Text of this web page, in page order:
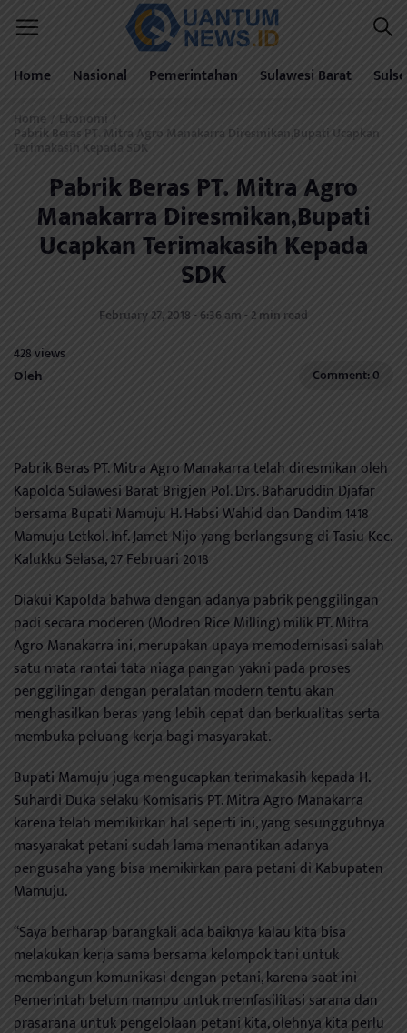
Home Nasional Pemerintahan Sulawesi Barat
Home / Ekonomi /
Pabrik Beras PT. Mitra Agro Manakarra Diresmikan,Bupati Ucapkan
Terimakasih Kepada SDK
Pabrik Beras PT. Mitra Agro
Manakarra Diresmikan,Bupati
Ucapkan Terimakasih Kepada
SDK
February 27, 2018 - 6:36 am - 2 min read
428 views
Oleh Comment: 0
Pabrik Beras PT. Mitra Agro Manakarra telah diresmikan oleh
Kapolda Sulawesi Barat Brigjen Pol. Drs. Baharuddin Djafar
bersama Bupati Mamuju H. Habsi Wahid dan Dandim 1418
Mamuju Letkol. Inf. Jamet Nijo yang berlangsung di Tasiu Kec.
Kalukku Selasa, 27 Februari 2018
Diakui Kapolda bahwa dengan adanya pabrik penggilingan
padi secara moderen (Modren Rice Milling) milik PT. Mitra
Agro Manakarra ini, merupakan upaya memodernisasi salah
satu mata rantai tata niaga pangan yakni pada proses
penggilingan dengan peralatan modern tentu akan
menghasilkan beras yang lebih cepat dan berkualitas serta
membuka peluang kerja bagi masyarakat.
Bupati Mamuju juga mengucapkan terimakasih kepada H.
Suhardi Duka selaku Komisaris PT. Mitra Agro Manakarra
karena telah memikirkan hal seperti ini, yang sesungguhnya
masyarakat petani sudah lama menantikan adanya
pengusaha yang bisa memikirkan para petani di Kabupaten
Mamuju.
“Saya berharap barangkali ada baiknya kalau kita bisa
melakukan kerja sama bersama kelompok tani untuk
membangun komunikasi dengan petani, karena saat ini
Pemerintah belum mampu untuk memfasilitasi sarana dan
prasarana untuk pengelolaan petani kita, olehnya kita perlu